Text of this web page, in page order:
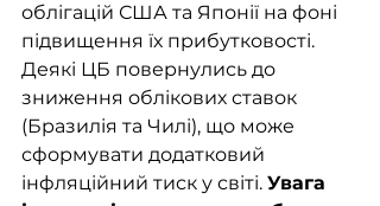
облігацій США та Японії на фоні
підвищення їх прибутковості.
Деякі ЦБ повернулись до
зниження облікових ставок
(Бразилія та Чилі), що може
сформувати додатковий
інфляційний тиск у світі. Увага